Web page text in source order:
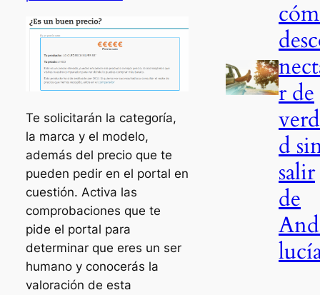
Te solicitarán la categoría,
la marca y el modelo,
además del precio que te
pueden pedir en el portal en
cuestión. Activa las
comprobaciones que te
pide el portal para
determinar que eres un ser
humano y conocerás la
valoración de esta
r de
d
salir
de